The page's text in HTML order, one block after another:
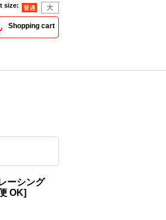
size:
Shopping cart
ーシング
OK]